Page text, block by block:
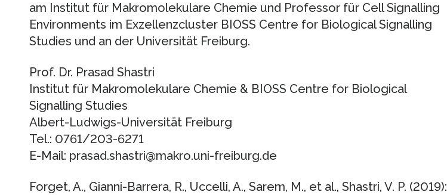
am Institut für Makromolekulare Chemie und Professor für Cell Signalling
Environments im Exzellenzcluster BIOSS Centre for Biological Signalling
Studies und an der Universität Freiburg.
Prof. Dr. Prasad Shastri
Institut für Makromolekulare Chemie & BIOSS Centre for Biological
Signalling Studies
Albert-Ludwigs-Universität Freiburg
Tel.: 0761/203-6271
E-Mail: prasad.shastri@makro.uni-freiburg.de
Forget, A., Gianni-Barrera, R., Uccelli, A., Sarem, M., et al., Shastri, V. P. (2019):